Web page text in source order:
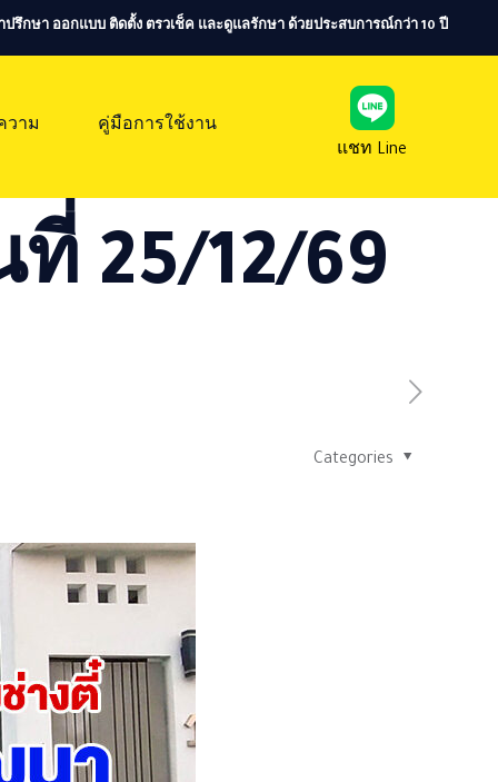
ปรึกษา ออกแบบ ติดตั้ง ตรวเช็ค และดูแลรักษา ด้วยประสบการณ์กว่า 10 ปี
วาม
คู่มือการใช้งาน
แชท Line
25/12/69
Categories